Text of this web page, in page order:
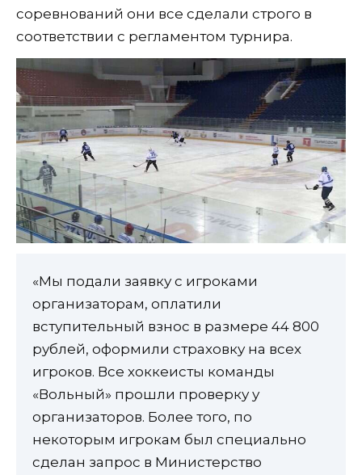
соревнований они все сделали строго в
соответствии с регламентом турнира.
«Мы подали заявку с игроками
организаторам, оплатили
вступительный взнос в размере 44 800
рублей, оформили страховку на всех
игроков. Все хоккеисты команды
«Вольный» прошли проверку у
организаторов. Более того, по
некоторым игрокам был специально
сделан запрос в Министерство